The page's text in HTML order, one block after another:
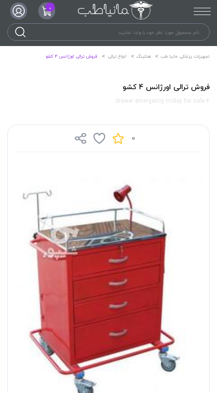
0
تجهیزات پزشکی مانیا طب هتلینگ انواع ترالی فروش ترالی اورژانس 4 کشو
فروش ترالی اورژانس 4 کشو
4 drawer emergency trolley for sale
0